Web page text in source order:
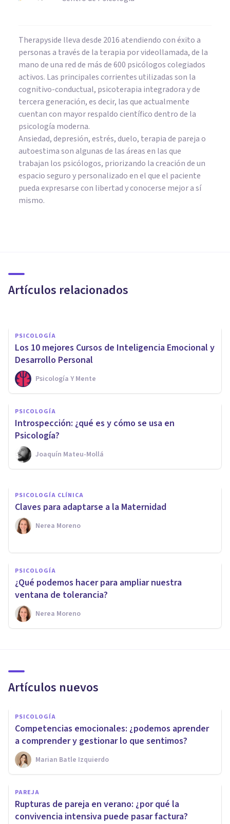
Therapyside lleva desde 2016 atendiendo con éxito a
personas a través de la terapia por videollamada, de la
mano de una red de más de 600 psicólogos colegiados
activos. Las principales corrientes utilizadas son la
cognitivo-conductual, psicoterapia integradora y de
tercera generación, es decir, las que actualmente
cuentan con mayor respaldo científico dentro de la
psicología moderna.
Ansiedad, depresión, estrés, duelo, terapia de pareja o
autoestima son algunas de las áreas en las que
trabajan los psicólogos, priorizando la creación de un
espacio seguro y personalizado en el que el paciente
pueda expresarse con libertad y conocerse mejor a sí
mismo.
Artículos relacionados
bienestar psicológico
PSICOLOGÍA
Los 10 mejores Cursos de Inteligencia Emocional y
Desarrollo Personal
Psicología Y Mente
PSICOLOGÍA
Introspección: ¿qué es y cómo se usa en
Psicología?
Joaquín Mateu-Mollá
¿Cómo aceptar la
Incertidumbre?
Javi Soriano
PSICOLOGÍA CLÍNICA
Claves para adaptarse a la Maternidad
Nerea Moreno
PSICOLOGÍA
¿Qué podemos hacer para ampliar nuestra
ventana de tolerancia?
Nerea Moreno
Artículos nuevos
PSICOLOGÍA
Competencias emocionales: ¿podemos aprender
a comprender y gestionar lo que sentimos?
Marian Batle Izquierdo
PAREJA
Rupturas de pareja en verano: ¿por qué la
convivencia intensiva puede pasar factura?